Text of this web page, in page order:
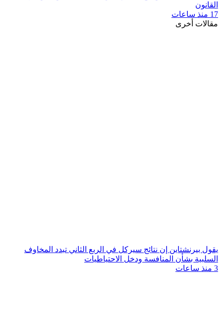
القانون
17 منذ ساعات
مقالات أخرى
يقول بيرنشتاين إن نتائج سيركل في الربع الثاني تبدد المخاوف
السلبية بشأن المنافسة ودخل الاحتياطيات
3 منذ ساعات